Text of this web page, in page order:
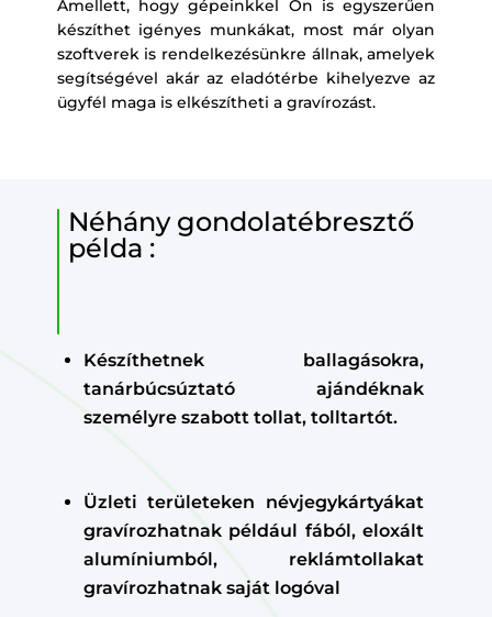
Amellett, hogy gépeinkkel Ön is egyszerűen
készíthet igényes munkákat, most már olyan
szoftverek is rendelkezésünkre állnak, amelyek
segítségével akár az eladótérbe kihelyezve az
ügyfél maga is elkészítheti a gravírozást.
Néhány gondolatébresztő
példa :
Készíthetnek ballagásokra,
tanárbúcsúztató ajándéknak
személyre szabott tollat, tolltartót.
Üzleti területeken névjegykártyákat
gravírozhatnak például fából, eloxált
alumíniumból, reklámtollakat
gravírozhatnak saját logóval